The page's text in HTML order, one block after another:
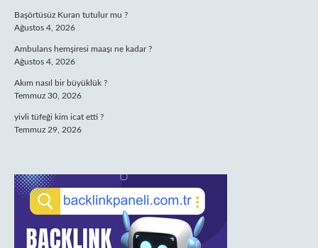
Başörtüsüz Kuran tutulur mu ?
Ağustos 4, 2026
Ambulans hemşiresi maaşı ne kadar ?
Ağustos 4, 2026
Akım nasıl bir büyüklük ?
Temmuz 30, 2026
yivli tüfeği kim icat etti ?
Temmuz 29, 2026